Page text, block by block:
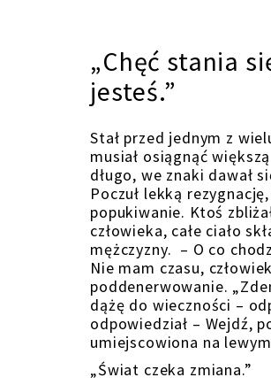
„Chęć stania
jesteś.”
Stał przed jednym z
musiał osiągnąć
długo, we znaki dawał
Poczuł lekką
popukiwanie. Ktoś
człowieka, całe ciało
mężczyzny. – O co
Nie mam czasu,
poddenerwowanie.
dążę do wieczności –
odpowiedział – Wejdź,
umiejscowiona na
„Świat czeka zmiana.”